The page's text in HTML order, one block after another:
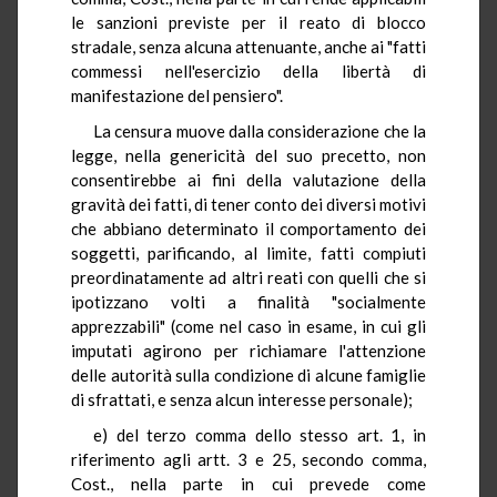
le sanzioni previste per il reato di blocco
stradale, senza alcuna attenuante, anche ai "fatti
commessi nell'esercizio della libertà di
manifestazione del pensiero".
La censura muove dalla considerazione che la
legge, nella genericità del suo precetto, non
consentirebbe ai fini della valutazione della
gravità dei fatti, di tener conto dei diversi motivi
che abbiano determinato il comportamento dei
soggetti, parificando, al limite, fatti compiuti
preordinatamente ad altri reati con quelli che si
ipotizzano volti a finalità "socialmente
apprezzabili" (come nel caso in esame, in cui gli
imputati agirono per richiamare l'attenzione
delle autorità sulla condizione di alcune famiglie
di sfrattati, e senza alcun interesse personale);
e) del terzo comma dello stesso art. 1, in
riferimento agli artt. 3 e 25, secondo comma,
Cost., nella parte in cui prevede come